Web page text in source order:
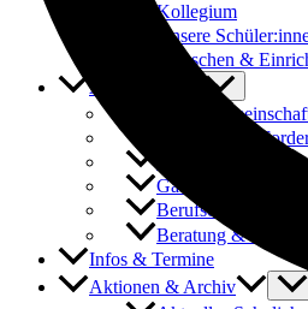
Kollegium
Unsere
Menschen &
Angebote
Förderung &
Ganztages- und
Berufsorientierung
Beratung &
Infos & Termine
Aktionen & Archiv